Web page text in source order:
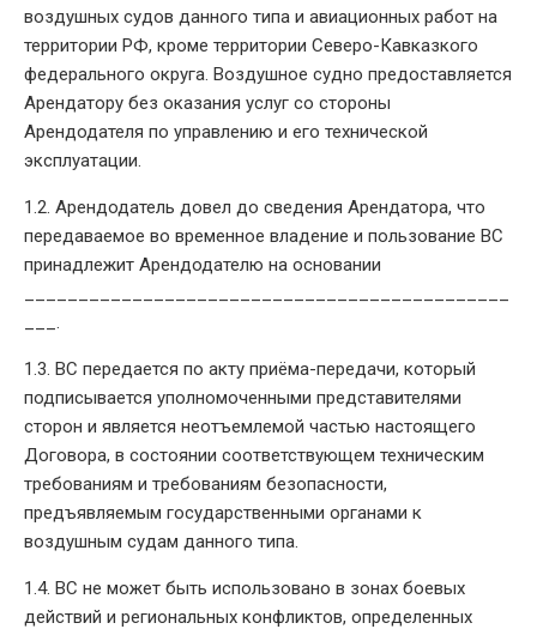
воздушных судов данного типа и авиационных работ на
территории РФ, кроме территории Северо-Кавказкого
федерального округа. Воздушное судно предоставляется
Арендатору без оказания услуг со стороны
Арендодателя по управлению и его технической
эксплуатации.
1.2. Арендодатель довел до сведения Арендатора, что
передаваемое во временное владение и пользование ВС
принадлежит Арендодателю на основании
___.
1.3. ВС передается по акту приёма-передачи, который
подписывается уполномоченными представителями
сторон и является неотъемлемой частью настоящего
Договора, в состоянии соответствующем техническим
требованиям и требованиям безопасности,
предъявляемым государственными органами к
воздушным судам данного типа.
1.4. ВС не может быть использовано в зонах боевых
действий и региональных конфликтов, определенных